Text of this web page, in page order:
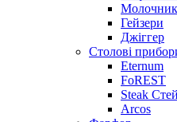
Молочник
Гейзери
Джіггер
Столові
Eternum
FoREST
Steak
Arcos